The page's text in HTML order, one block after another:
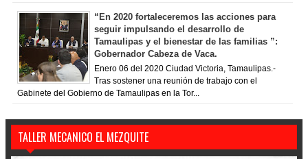
“En 2020 fortaleceremos las acciones para
seguir impulsando el desarrollo de
Tamaulipas y el bienestar de las familias ”:
Gobernador Cabeza de Vaca.
Enero 06 del 2020 Ciudad Victoria, Tamaulipas.-
Tras sostener una reunión de trabajo con el
Gabinete del Gobierno de Tamaulipas en la Tor...
TALLER MECANICO EL MEZQUITE